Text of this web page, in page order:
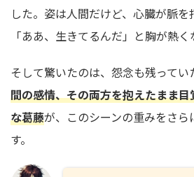
した。姿は人間だけど、心臓が脈を
「ああ、生きてるんだ」と胸が熱く
そして驚いたのは、怨念も残ってい
間の感情、その両方を抱えたまま
な葛藤が、このシーンの重みをさ
す。